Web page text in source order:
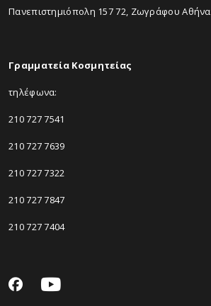
Πανεπιστημιόπολη 157 72, Ζωγράφου Αθήνα
Γραμματεία Κοσμητείας
τηλέφωνα:
210 727 7541
210 727 7639
210 727 7322
210 727 7847
210 727 7404